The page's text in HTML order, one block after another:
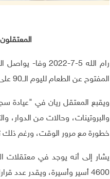
المفتوح عن الطعام لليوم الــ90 على التوالي، رفضا لاعتقاله الإداري.
ويقبع المعتقل ريان في "عيادة
والبروتينات، وحالات من
خطورة مع مرور الوقت، ورغم
4600 أسير وأسيرة، ويقدر عدد قرارات الاعتقال الإداري منذ عام 1967 بأكثر من 54 ألف قرار.